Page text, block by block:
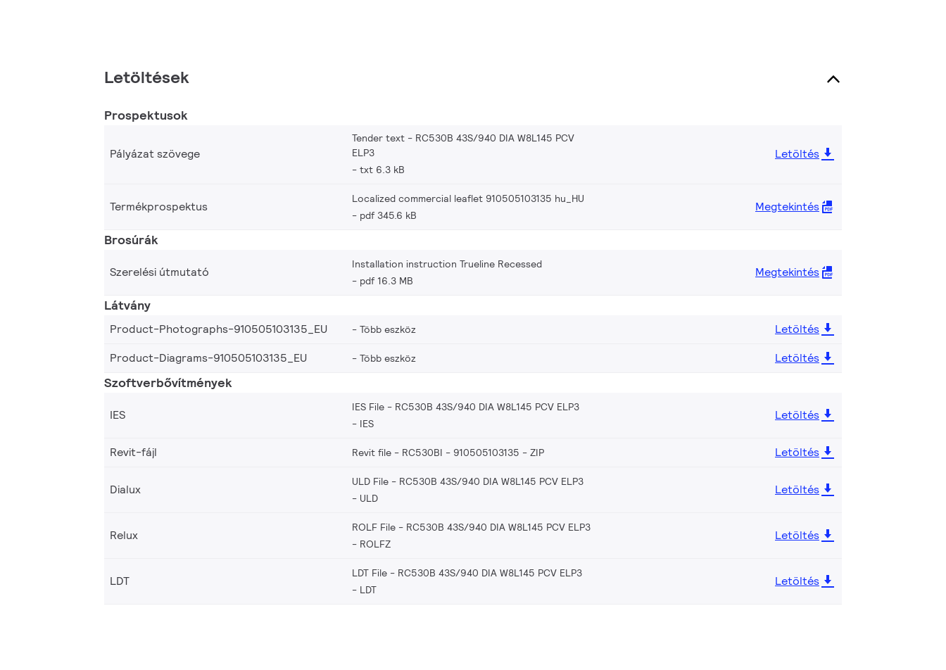
Letöltések
Prospektusok
Pályázat szövege
Tender text - RC530B 43S/940 DIA W8L145 PCV
ELP3
txt 6.3 kB
Letöltés
Termékprospektus
Localized commercial leaflet 910505103135 hu_HU
pdf 345.6 kB
Megtekintés
Brosúrák
Szerelési útmutató
Installation instruction Trueline Recessed
pdf 16.3 MB
Megtekintés
Látvány
Product-Photographs-910505103135_EU Több eszköz
Letöltés
Product-Diagrams-910505103135_EU
Több eszköz Letöltés
Szoftverbővítmények
IES
IES File - RC530B 43S/940 DIA W8L145 PCV ELP3
IES
Letöltés
Revit-fájl Revit file - RC530BI - 910505103135 ZIP Letöltés
Dialux
ULD File - RC530B 43S/940 DIA W8L145 PCV ELP3
ULD
Letöltés
Relux
ROLF File - RC530B 43S/940 DIA W8L145 PCV ELP3
ROLFZ
Letöltés
LDT
LDT File - RC530B 43S/940 DIA W8L145 PCV ELP3
LDT
Letöltés